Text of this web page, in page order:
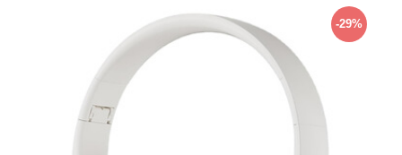
-29%